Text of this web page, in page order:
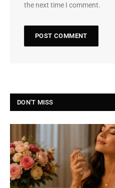
the next time I comment.
DON'T MISS